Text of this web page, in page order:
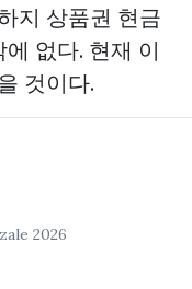
지 상품권 현금
없다. 현재 이
것이다.
2026